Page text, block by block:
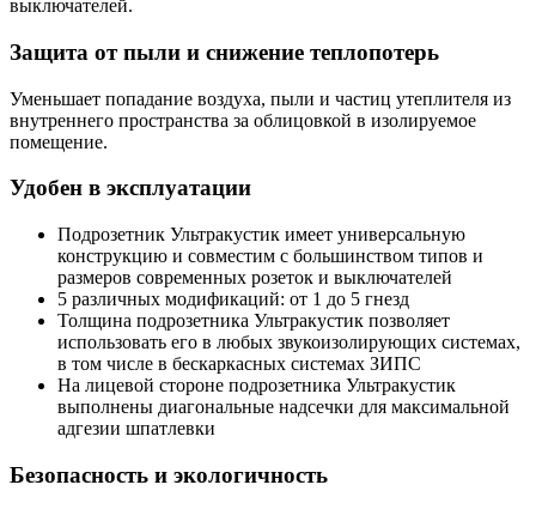
выключателей.
Защита от пыли и снижение теплопотерь
Уменьшает попадание воздуха, пыли и частиц утеплителя из
внутреннего пространства за облицовкой в изолируемое
помещение.
Удобен в эксплуатации
Подрозетник Ультракустик имеет универсальную
конструкцию и совместим с большинством типов и
размеров современных розеток и выключателей
5 различных модификаций: от 1 до 5 гнезд
Толщина подрозетника Ультракустик позволяет
использовать его в любых звукоизолирующих системах,
в том числе в бескаркасных системах ЗИПС
На лицевой стороне подрозетника Ультракустик
выполнены диагональные надсечки для максимальной
адгезии шпатлевки
Безопасность и экологичность